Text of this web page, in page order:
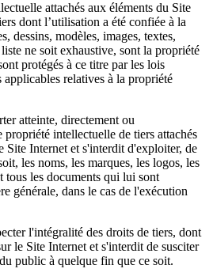
attachés aux éléments du Site
dont l’utilisation a été confiée à la
dessins, modèles, images, textes,
ne soit exhaustive, sont la propriété
protégés à ce titre par les lois
relatives à la propriété
atteinte, directement ou
intellectuelle de tiers attachés
Site Internet et s'interdit d'exploiter, de
les noms, les marques, les logos, les
les documents qui lui sont
générale, dans le cas de l'exécution
l'intégralité des droits de tiers, dont
le Site Internet et s'interdit de susciter
public à quelque fin que ce soit.